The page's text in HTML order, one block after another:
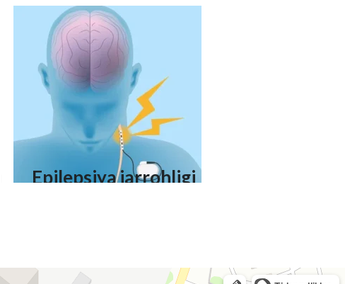
endovaskulyar embolizatsiya
qilish
Epilepsiya jarrohligi